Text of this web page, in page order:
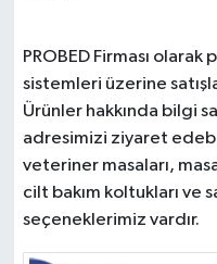
PROBED Firması
sistemleri üzerine
Ürünler hakkında bilgi
adresimizi ziyaret
veteriner masaları,
cilt bakım koltukları ve
seçeneklerimiz vardır.